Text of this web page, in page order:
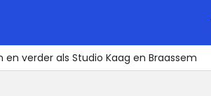
en verder als Studio Kaag en Braassem